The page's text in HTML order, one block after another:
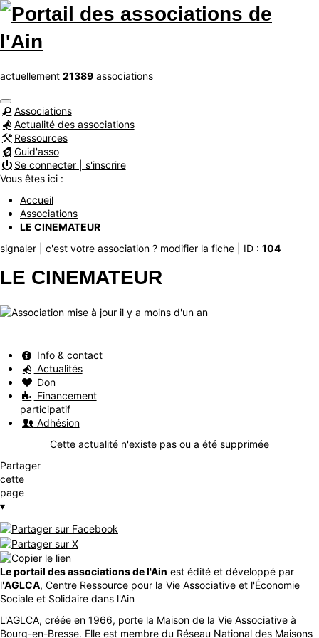
actuellement 21389 associations
Associations
Actualité des associations
Ressources
Guid'asso
Se connecter | s'inscrire
Vous êtes ici :
Accueil
Associations
LE CINEMATEUR
signaler | c'est votre association ? modifier la fiche | ID : 104
LE CINEMATEUR
Info & contact
Actualités
Don
Financement
participatif
Adhésion
Cette actualité n'existe pas ou a été supprimée
Partager
cette
page
▾
Le portail des associations de l'Ain est édité et développé par
l'AGLCA, Centre Ressource pour la Vie Associative et l'Économie
Sociale et Solidaire dans l'Ain
L'AGLCA, créée en 1966, porte la Maison de la Vie Associative à
Bourg-en-Bresse. Elle est membre du Réseau National des Maisons